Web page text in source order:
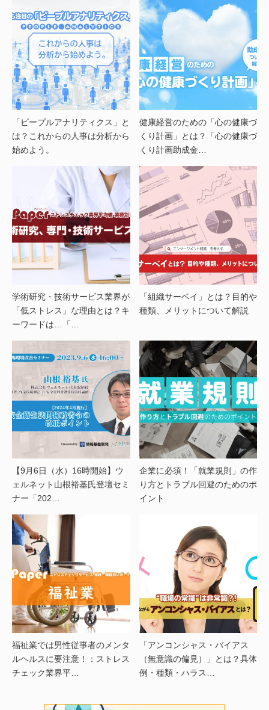
「ピープルアナリティクス」と
は？これからの人事は分析から
始めよう。
健康経営のための「心の健康づ
くり計画」とは？「心の健康づ
くり計画助成金…
学術研究・技術サービス業界が
「低ストレス」な理由とは？キ
ーワードは…「…
「組織サーベイ」とは？目的や
種類、メリットについて解説
【9月6日（水）16時開始】ウ
ェルネット山根裕基氏登壇セミ
ナー「202…
企業に必須！「就業規則」の作
り方とトラブル回避のためのポ
イント
福祉業では男性従事者のメンタ
ルヘルスに要注意！：ストレス
チェック業界平…
「アンコンシャス・バイアス
（無意識の偏見）」とは？具体
例・種類・ハラス…